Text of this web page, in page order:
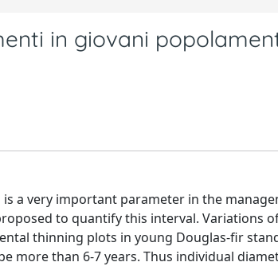
in giovani
a very important parameter in the
to quantify this interval. Variations
thinning plots in young Douglas-fir
than 6-7 years. Thus individual